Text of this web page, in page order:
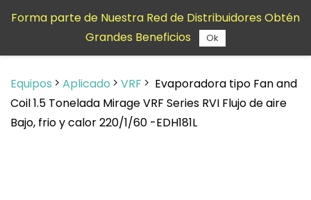
contenido
Equipos Aplicado VRF
Evaporadora tipo Fan and
Coil 1.5 Tonelada Mirage VRF Series RVI Flujo de aire
Bajo, frio y calor 220/1/60 -EDH181L
Forma parte de Nuestra Red de Distribuidores Obtén
Grandes Beneficios
Ok